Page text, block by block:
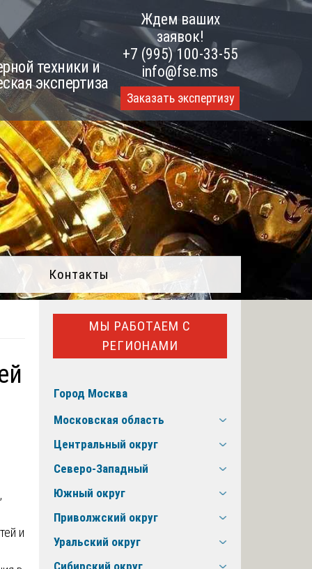
техники и
экспертиза
Ждем ваших
заявок!
+7 (995) 100-33-55
info@fse.ms
Заказать экспертизу
Контакты
и
МЫ РАБОТАЕМ С
РЕГИОНАМИ
Город Москва
Московская область
Центральный округ
Северо-Западный
Южный округ
Приволжский округ
Уральский округ